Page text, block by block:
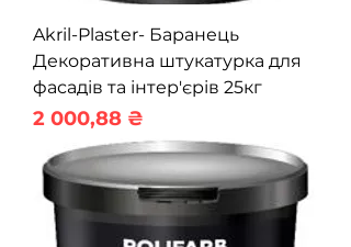
Akril-Plaster- Баранець
Декоративна штукатурка для
фасадів та інтер'єрів 25кг
Ціна
2 000,88 ₴